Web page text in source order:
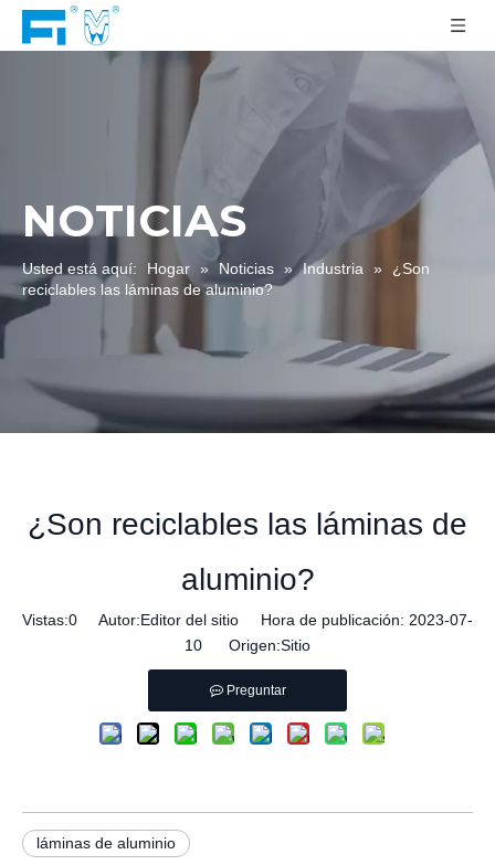
NOTICIAS
Usted está aquí: Hogar » Noticias » Industria »
¿Son
reciclables las láminas de aluminio?
¿Son reciclables las láminas de
aluminio?
Vistas:0 Autor:Editor del sitio Hora de publicación: 2023-07-
10 Origen:Sitio
Preguntar
láminas de aluminio